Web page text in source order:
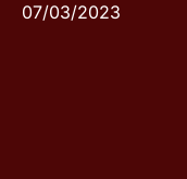
07/03/2023